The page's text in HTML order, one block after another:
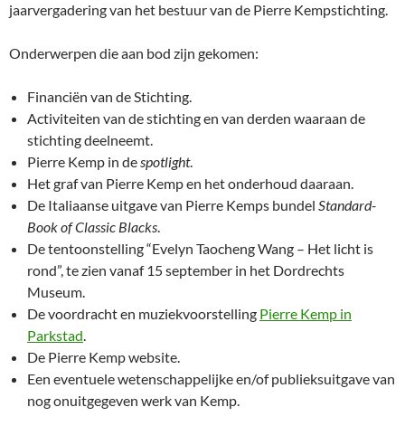
jaarvergadering van het bestuur van de Pierre Kempstichting.
Onderwerpen die aan bod zijn gekomen:
Financiën van de Stichting.
Activiteiten van de stichting en van derden waaraan de
stichting deelneemt.
Pierre Kemp in despotlight.
Het graf van Pierre Kemp en het onderhoud daaraan.
De Italiaanse uitgave van Pierre Kemps bundel Standard-
Book of Classic Blacks.
De tentoonstelling “Evelyn Taocheng Wang – Het licht is
rond”, te zien vanaf 15 september in het Dordrechts
Museum.
De voordracht en muziekvoorstelling Pierre Kemp in
Parkstad.
De Pierre Kemp website.
Een eventuele wetenschappelijke en/of publieksuitgave van
nog onuitgegeven werk van Kemp.